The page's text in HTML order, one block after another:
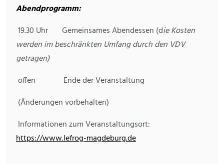
Abendprogramm:
19.30 Uhr Gemeinsames Abendessen (die Kosten
werden im beschränkten Umfang durch den VDV
getragen)
offen Ende der Veranstaltung
(Änderungen vorbehalten)
Informationen zum Veranstaltungsort:
https://www.lefrog-magdeburg.de